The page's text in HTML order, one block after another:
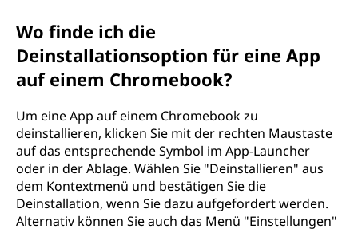
Wo finde ich die
Deinstallationsoption für eine App
auf einem Chromebook?
Um eine App auf einem Chromebook zu
deinstallieren, klicken Sie mit der rechten Maustaste
auf das entsprechende Symbol im App-Launcher
oder in der Ablage. Wählen Sie "Deinstallieren" aus
dem Kontextmenü und bestätigen Sie die
Deinstallation, wenn Sie dazu aufgefordert werden.
Alternativ können Sie auch das Menü "Einstellungen"